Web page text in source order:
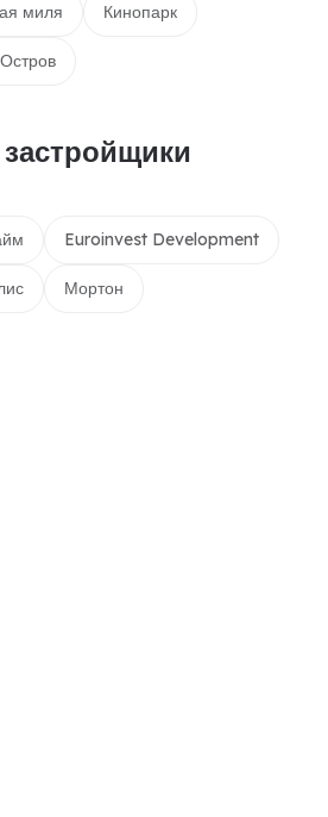
миля Кинопарк
Euroinvest Development
Мортон